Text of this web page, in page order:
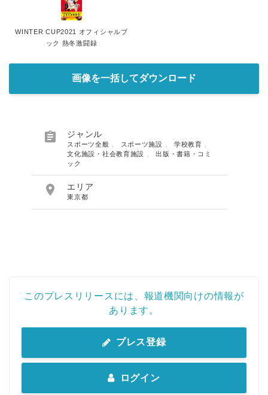
WINTER CUP2021 オフィシャルブ
ック 熱冬激闘録
画像を一括してダウンロード
 ジャンル
スポーツ全般 スポーツ施設 学校教育
文化施設・社会教育施設
、出版・書籍・コミ
ック
 エリア
東京都
このプレスリリースには、報道機関向けの情報が
あります。
プレス登録
ログイン